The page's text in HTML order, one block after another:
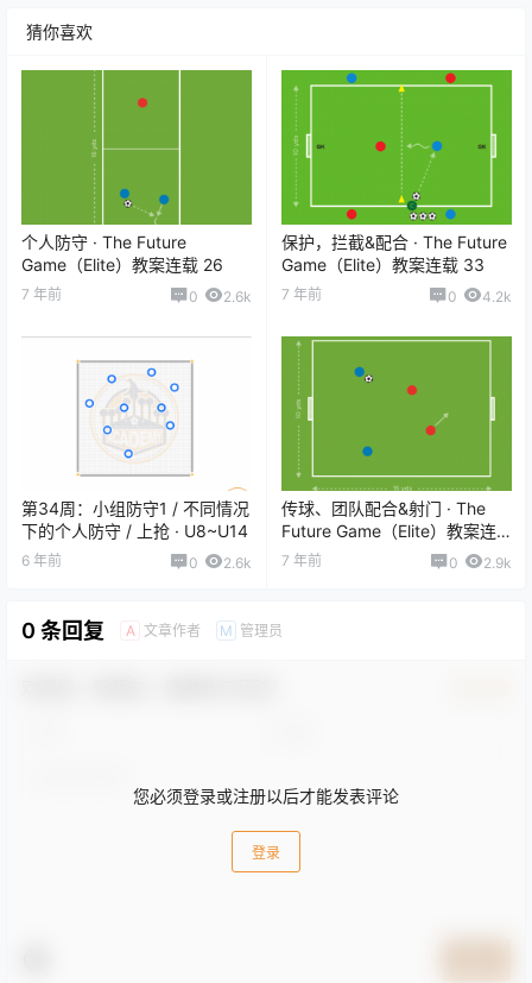
猜你喜欢
个人防守 · The Future
Game（Elite）教案连载 26
7 年前 0 2.6k
保护，拦截&配合 · The Future
Game（Elite）教案连载 33
7 年前 0 4.2k
第34周：小组防守1 / 不同情况
下的个人防守 / 上抢 · U8~U14
6 年前 0 2.6k
传球、团队配合&射门 · The
Future Game（Elite）教案连
载 7
7 年前 0 2.9k
0 条回复 A 文章作者 M 管理员
您必须登录或注册以后才能发表评论
登录